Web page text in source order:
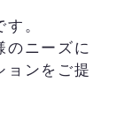
。
のニーズに
ョンをご提